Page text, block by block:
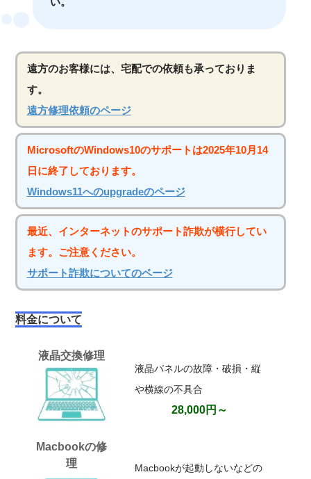
遠方のお客様には、宅配での依頼も承っておりま
す。
遠方修理依頼のページ
MicrosoftのWindows10のサポートは2025年10月14
日に終了しております。
Windows11へのupgradeのページ
最近、インターネットのサポート詐欺が横行してい
ます。ご注意ください。
サポート詐欺についてのページ
料金について
液晶交換修理
液晶パネルの故障・破損・縦
や横線の不具合
28,000円～
Macbookの修
理
Macbookが起動しないなどの